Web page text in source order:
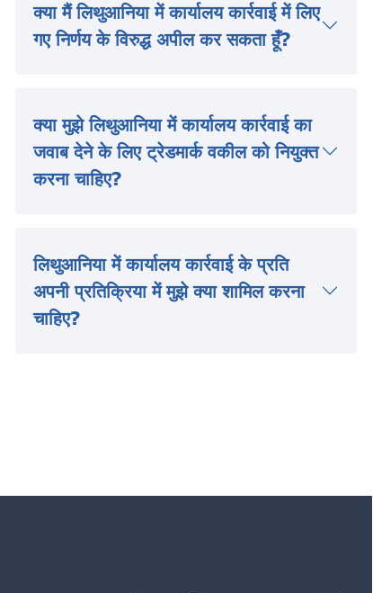
क्या मैं लिथुआनिया में कार्यालय कार्रवाई में लिए
गए निर्णय के विरुद्ध अपील कर सकता हूँ?
क्या मुझे लिथुआनिया में कार्यालय कार्रवाई का
जवाब देने के लिए ट्रेडमार्क वकील को नियुक्त
करना चाहिए?
लिथुआनिया में कार्यालय कार्रवाई के प्रति
अपनी प्रतिक्रिया में मुझे क्या शामिल करना
चाहिए?